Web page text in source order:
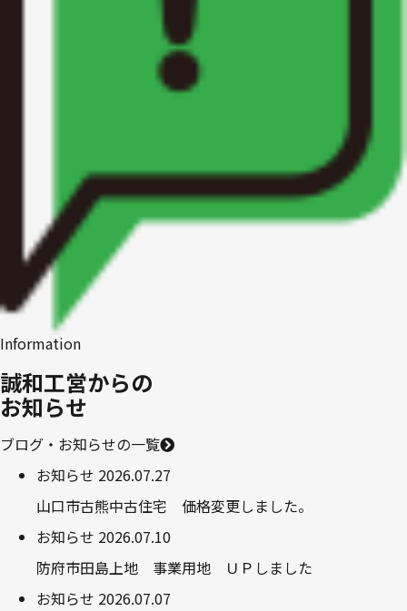
Information
誠和工営からの
お知らせ
ブログ・お知らせの一覧
お知らせ 2026.07.27
山口市古熊中古住宅 価格変更しました。
お知らせ 2026.07.10
防府市田島上地 事業用地 ＵＰしました
お知らせ 2026.07.07